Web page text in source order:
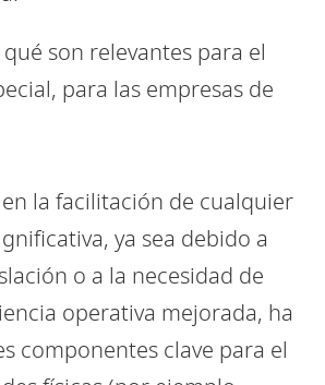
son relevantes para el
para las empresas de
la facilitación de cualquier
ya sea debido a
o a la necesidad de
operativa mejorada, ha
componentes clave para el